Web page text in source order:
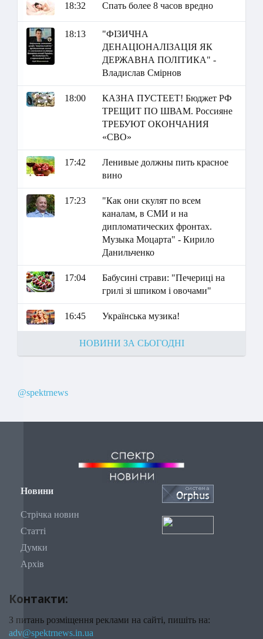
18:32 Спать более 8 часов вредно
18:13
"ФІЗИЧНА
ДЕНАЦІОНАЛІЗАЦІЯ ЯК
ДЕРЖАВНА ПОЛІТИКА" -
Владислав Смірнов
18:00
КАЗНА ПУСТЕЕТ! Бюджет РФ
ТРЕЩИТ ПО ШВАМ. Россияне
ТРЕБУЮТ ОКОНЧАНИЯ
«СВО»
17:42
Ленивые должны пить красное
вино
17:23
"Как они скулят по всем
каналам, в СМИ и на
дипломатических фронтах.
Музыка Моцарта" - Кирило
Данильченко
17:04
Бабусині страви: "Печериці на
грилі зі шпиком і овочами"
16:45 Українська музика!
НОВИНИ ЗА СЬОГОДНІ
@spektrnews
Новини
Стрічка новин
Статті
Думки
Архів
Контакти:
З питань розміщення реклами на сайті, пишіть на:
adv@spektrnews.in.ua